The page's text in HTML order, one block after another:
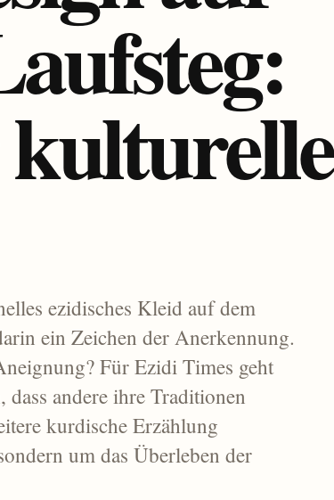
ezidisches Kleid auf dem
ein Zeichen der Anerkennung.
Für Ezidi Times geht
andere ihre Traditionen
kurdische Erzählung
um das Überleben der